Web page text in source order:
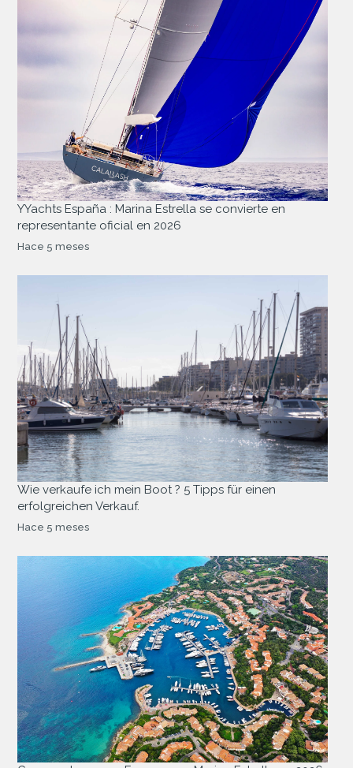
YYachts España : Marina Estrella se convierte en
representante oficial en 2026
Hace 5 meses
Wie verkaufe ich mein Boot ? 5 Tipps für einen
erfolgreichen Verkauf.
Hace 5 meses